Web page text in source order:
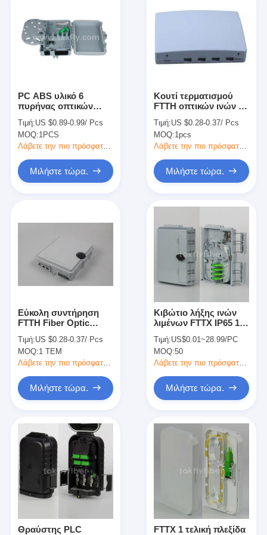
Προϊόντα
Περίπου εμείς
Γύρος εργοστασίων
Μας ελάτε σε επαφή με
Ειδήσεις
Μιλήστε τώρα.
MPO MTP
WDM MUX DEMUX
θραύστης PLC οπτικών ινών
PC ABS υλικό 6
πυρήνας οπτικών
γρήγορες συνδέσεις
ινών
Τιμή:US $0.89-0.99/ Pcs
MOQ:1PCS
Λάβετε την πιο πρόσφατη τιμή
Μιλήστε τώρα.
Κουτί τερματισμού
FTTH οπτικών ινών με
θύρων για καλώδιο
επικάλυψης
Τιμή:US $0.28-0.37/ Pcs
MOQ:1pcs
Λάβετε την πιο πρόσφατη τιμή
Μιλήστε τώρα.
Εύκολη συντήρηση
FTTH Fiber Optic
προστασία IP65 και
απώλεια εισαγωγής
0,2dB
Τιμή:US $0.28-0.37/ Pcs
MOQ:1 ΤΕΜ
Λάβετε την πιο πρόσφατη τιμή
Μιλήστε τώρα.
Κιβώτιο λήξης ινών
λιμένων FTTX IP65 16
προσαρμοστών Sc
Τιμή:US$0.01~28.99/PC
MOQ:50
Λάβετε την πιο πρόσφατη τιμή
Μιλήστε τώρα.
Θραύστης PLC
FTTX 1 τελική πλεξίδα